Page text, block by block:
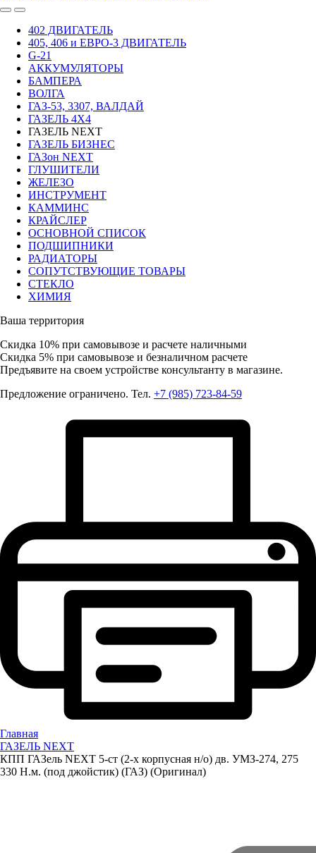
402 ДВИГАТЕЛЬ
405, 406 и ЕВРО-3 ДВИГАТЕЛЬ
G-21
АККУМУЛЯТОРЫ
БАМПЕРА
ВОЛГА
ГАЗ-53, 3307, ВАЛДАЙ
ГАЗЕЛЬ 4Х4
ГАЗЕЛЬ NEXT
ГАЗЕЛЬ БИЗНЕС
ГАЗон NEXT
ГЛУШИТЕЛИ
ЖЕЛЕЗО
ИНСТРУМЕНТ
КАММИНС
КРАЙСЛЕР
ОСНОВНОЙ СПИСОК
ПОДШИПНИКИ
РАДИАТОРЫ
СОПУТСТВУЮЩИЕ ТОВАРЫ
СТЕКЛО
ХИМИЯ
Ваша территория
Скидка 10% при самовывозе и расчете наличными
Скидка 5% при самовывозе и безналичном расчете
Предъявите на своем устройстве консультанту в магазине.
Предложение ограничено. Тел. +7 (985) 723-84-59
Главная
ГАЗЕЛЬ NEXT
КПП ГАЗель NEXT 5-ст (2-х корпусная н/о) дв. УМЗ-274, 275
330 Н.м. (под джойстик) (ГАЗ) (Оригинал)